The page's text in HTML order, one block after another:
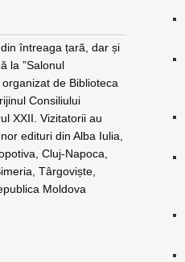
întreaga țară, dar și
la ”Salonul
de Biblioteca
Consiliului
XXII. Vizitatorii au
edituri din Alba Iulia,
Cluj-Napoca,
Târgoviște,
Moldova